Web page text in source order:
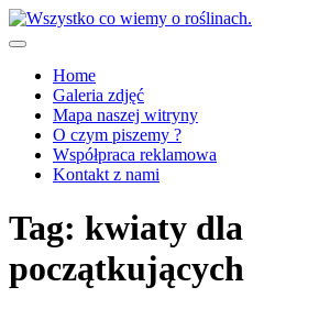
Skip
to
Wszystko co wiemy
Home
Galeria zdjęć
Mapa naszej witryny
O czym piszemy ?
Współpraca reklamowa
Kontakt z nami
Tag: kwiaty dla
początkujących